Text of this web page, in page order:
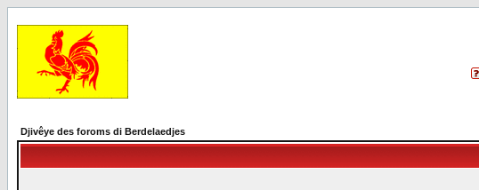
Djivêye des foroms di Berdelaedjes